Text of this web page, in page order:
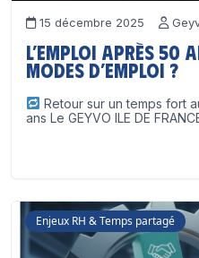
15 décembre 2025
L’emploi après 50
modes d’emploi ?
Retour sur un temps fort
ans Le GEYVO ILE DE
Enjeux RH & Temps partagé